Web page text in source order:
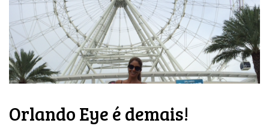
Orlando Eye é demais!